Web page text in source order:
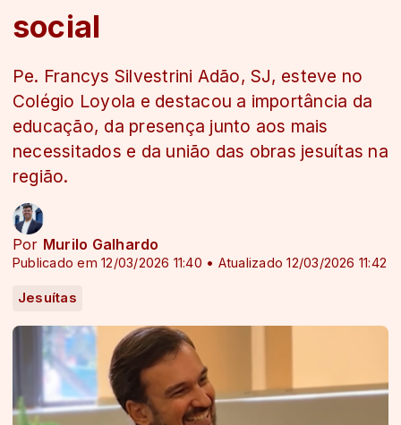
social
Pe. Francys Silvestrini Adão, SJ, esteve no
Colégio Loyola e destacou a importância da
educação, da presença junto aos mais
necessitados e da união das obras jesuítas na
região.
Por Murilo Galhardo
Publicado em 12/03/2026 11:40 • Atualizado 12/03/2026 11:42
Jesuítas